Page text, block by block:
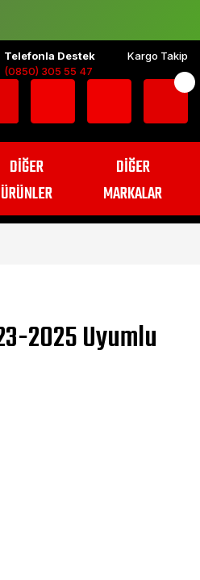
Telefonla Destek
(0850) 305 55 47
Kargo Takip
DİĞER
ÜRÜNLER
DİĞER
MARKALAR
2025 Uyumlu